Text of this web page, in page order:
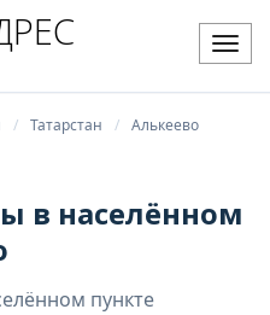
Татарстан Алькеево
в населённом
пункте